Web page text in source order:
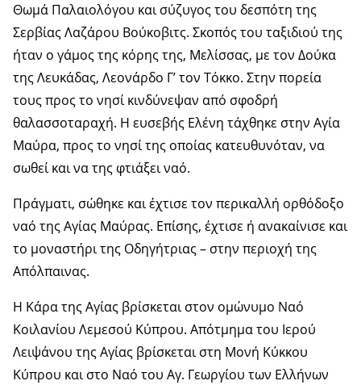
Θωμά Παλαιολόγου και σύζυγος του δεσπότη της
Σερβίας Λαζάρου Βούκοβιτς. Σκοπός του ταξιδιού της
ήταν ο γάμος της κόρης της, Μελίσσας, με τον Δούκα
της Λευκάδας, Λεονάρδο Γ’ τον Τόκκο. Στην πορεία
τους προς το νησί κινδύνεψαν από σφοδρή
θαλασσοταραχή. Η ευσεβής Ελένη τάχθηκε στην Αγία
Μαύρα, προς το νησί της οποίας κατευθυνόταν, να
σωθεί και να της φτιάξει ναό.
Πράγματι, σώθηκε και έχτισε τον περικαλλή ορθόδοξο
ναό της Αγίας Μαύρας. Επίσης, έχτισε ή ανακαίνισε και
το μοναστήρι της Οδηγήτριας – στην περιοχή της
Απόλπαινας.
Η Κάρα της Αγίας βρίσκεται στον ομώνυμο Ναό
Κοιλανίου Λεμεσού Κύπρου. Απότμημα του Ιερού
Λειψάνου της Αγίας βρίσκεται στη Μονή Κύκκου
Κύπρου και στο Ναό του Αγ. Γεωργίου των Ελλήνων